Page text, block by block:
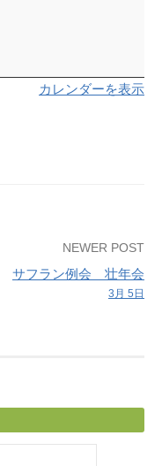
カレンダーを表示
NEWER POST
サフラン例会 壮年会
3月 5日